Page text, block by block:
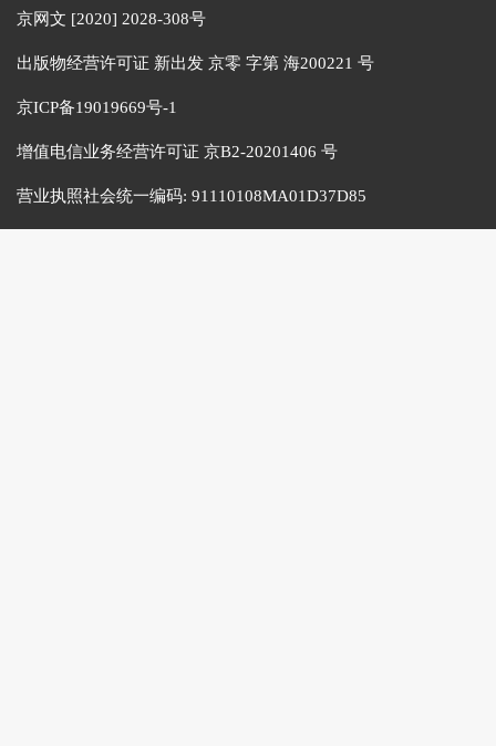
京网文 [2020] 2028-308号
出版物经营许可证 新出发 京零 字第 海200221 号
京ICP备19019669号-1
增值电信业务经营许可证 京B2-20201406 号
营业执照社会统一编码: 91110108MA01D37D85